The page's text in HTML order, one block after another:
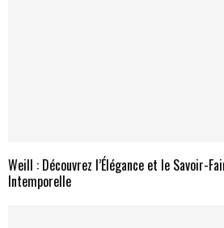
Weill : Découvrez l’Élégance et le Savoir-
Intemporelle